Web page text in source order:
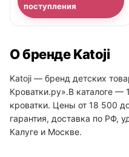
поступления
О бренде Katoji
Katoji — бренд детских
Кроватки.ру».В каталоге —
кроватки. Цены от 18 500
гарантия, доставка по РФ,
Калуге и Москве.